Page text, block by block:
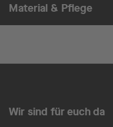
Material & Pflege
Wir sind für euch da